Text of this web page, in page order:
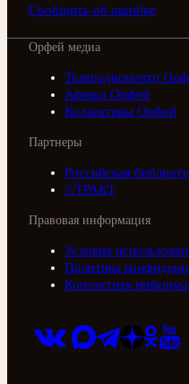
Сообщить об ошибке
Орфей медиа
Телерадиоцентр
Афиша Орфей
Коллективы Орфей
Партнеры
Российская
///ТРАКТ
Правовая информация
Условия
Политика
Контактная